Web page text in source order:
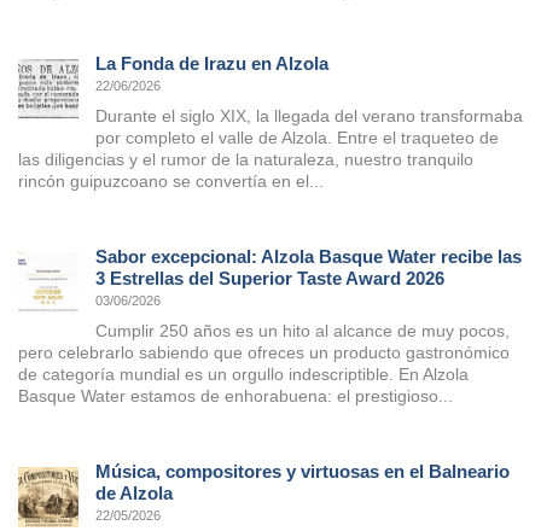
La Fonda de Irazu en Alzola
22/06/2026
Durante el siglo XIX, la llegada del verano transformaba
por completo el valle de Alzola. Entre el traqueteo de
las diligencias y el rumor de la naturaleza, nuestro tranquilo
rincón guipuzcoano se convertía en el...
Sabor excepcional: Alzola Basque Water recibe las
3 Estrellas del Superior Taste Award 2026
03/06/2026
Cumplir 250 años es un hito al alcance de muy pocos,
pero celebrarlo sabiendo que ofreces un producto gastronómico
de categoría mundial es un orgullo indescriptible. En Alzola
Basque Water estamos de enhorabuena: el prestigioso...
Música, compositores y virtuosas en el Balneario
de Alzola
22/05/2026